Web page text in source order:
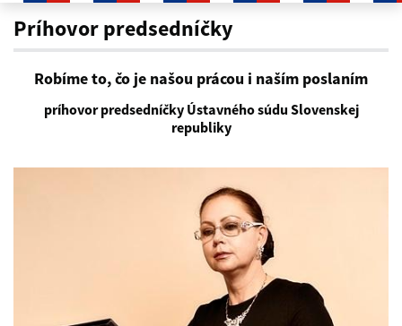
Príhovor
Príhovor predsedníčky
Robíme to, čo je našou prácou i naším poslaním
príhovor predsedníčky Ústavného súdu Slovenskej
republiky